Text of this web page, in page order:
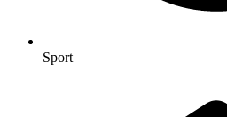
Sport